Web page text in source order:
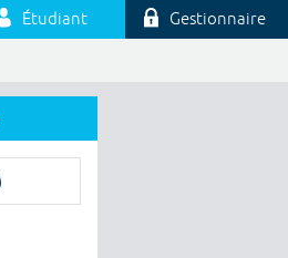
Étudiant Gestionnaire